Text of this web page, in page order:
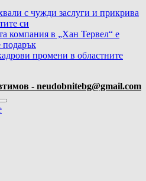
с чужди заслуги и прикрива
си
компания в „Хан Тервел“ е
подарък
промени в областните
- neudobnitebg@gmail.com